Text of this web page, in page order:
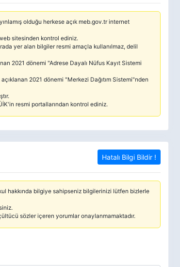
olduğu herkese açık meb.gov.tr internet
sitesinden kontrol ediniz.
yer alan bilgiler resmi amaçla kullanılmaz, delil
2021 dönemi "Adrese Dayalı Nüfus Kayıt Sistemi
2021 dönemi "Merkezi Dağıtım Sistemi"nden
resmi portallarından kontrol ediniz.
Hatalı Bilgi Bildir !
hakkında bilgiye sahipseniz bilgilerinizi lütfen bizlerle
sözler içeren yorumlar onaylanmamaktadır.